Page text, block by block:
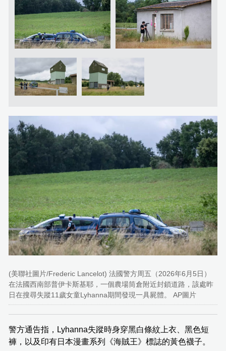
(美聯社圖片/Frederic Lancelot) 法國警方周五（2026年6月5日）
在法國西南部普伊卡斯基耶，一個農場筒倉附近封鎖道路，該處昨
日在搜尋失蹤11歲女童Lyhanna期間發現一具屍體。 AP圖片
警方通告指，Lyhanna失蹤時身穿黑白條紋上衣、黑色短
褲，以及印有日本漫畫系列《海賊王》標誌的黃色襪子。